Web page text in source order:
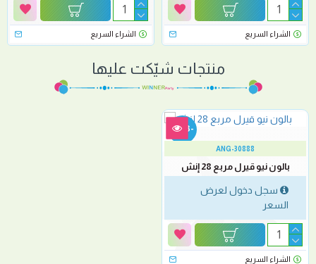
الشراء السريع الشراء السريع
منتجات شيّكت عليها
-33 %
ANG-30888
بالون نيو قيرل مربع 28 إنش
سجل دخول لعرض
السعر
الشراء السريع